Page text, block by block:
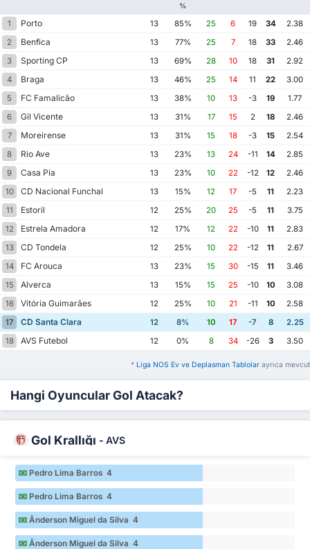
%
1 Porto 13 85% 25 6 19 34
2.38
2
Benfica 13 77% 25 7 18 33
2.46
3
Sporting CP 13 69% 28 10 18 31
2.92
4
Braga 13 46% 25 14 11 22
3.00
5
FC Famalicão 13 38% 10 13 -3 19
1.77
6
Gil Vicente 13 31% 17 15 2 18
2.46
7
Moreirense 13 31% 15 18 -3 15
2.54
8
Rio Ave 13 23% 13 24 -11 14
2.85
9
Casa Pia 13 23% 10 22 -12 12
2.46
10
CD Nacional Funchal 13 15% 12 17 -5 11
2.23
11
Estoril 12 25% 20 25 -5 11
3.75
12
Estrela Amadora 12 17% 12 22 -10 11
2.83
13
CD Tondela 12 25% 10 22 -12 11
2.67
14
FC Arouca 13 23% 15 30 -15 11
3.46
15
Alverca 13 15% 15 25 -10 10
3.08
16
Vitória Guimarães 12 25% 10 21 -11 10
2.58
17
CD Santa Clara 12 8% 10 17 -7 8
2.25
18
AVS Futebol 12 0% 8 34 -26 3 3.50
* Liga NOS Ev ve Deplasman Tablolar ayrıca mevcut
Hangi Oyuncular Gol Atacak?
Gol Krallığı - AVS
Pedro Lima Barros 4
Pedro Lima Barros 4
Ânderson Miguel da Silva 4
Ânderson Miguel da Silva 4